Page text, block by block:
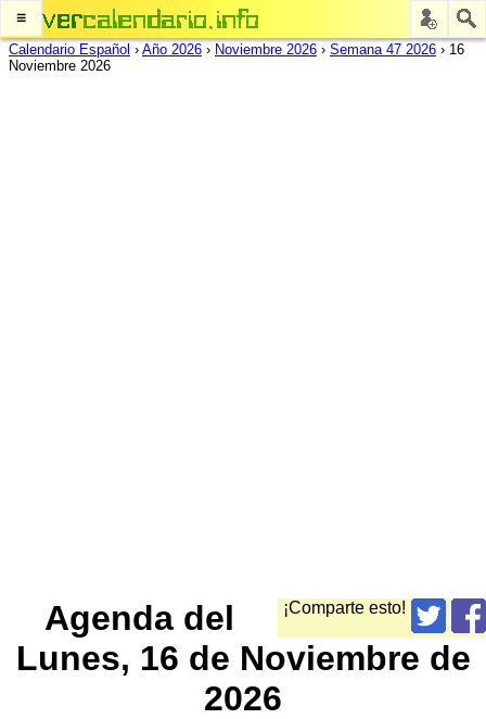
≡
Calendario Español › Año 2026 › Noviembre 2026 › Semana 47 2026 › 16
Noviembre 2026
¡Comparte esto!
Agenda del
Lunes, 16 de Noviembre de
2026